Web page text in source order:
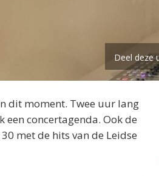
Deel
dit moment. Twee uur lang
concertagenda. Ook de
met de hits van de Leidse